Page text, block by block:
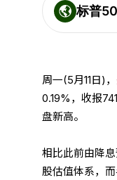
标普
周一(5月11日)，
0.19%，收报
盘新高。
相比此前由降
股估值体系，